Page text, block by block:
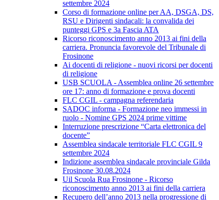
settembre 2024
Corso di formazione online per AA, DSGA, DS,
RSU e Dirigenti sindacali: la convalida dei
punteggi GPS e 3a Fascia ATA
Ricorso riconoscimento anno 2013 ai fini della
carriera. Pronuncia favorevole del Tribunale di
Frosinone
Ai docenti di religione - nuovi ricorsi per docenti
di religione
USB SCUOLA - Assemblea online 26 settembre
ore 17: anno di formazione e prova docenti
FLC CGIL - campagna referendaria
SADOC informa - Formazione neo immessi in
ruolo - Nomine GPS 2024 prime vittime
Interruzione prescrizione “Carta elettronica del
docente”
Assemblea sindacale territoriale FLC CGIL 9
settembre 2024
Indizione assemblea sindacale provinciale Gilda
Frosinone 30.08.2024
Uil Scuola Rua Frosinone - Ricorso
riconoscimento anno 2013 ai fini della carriera
Recupero dell’anno 2013 nella progressione di